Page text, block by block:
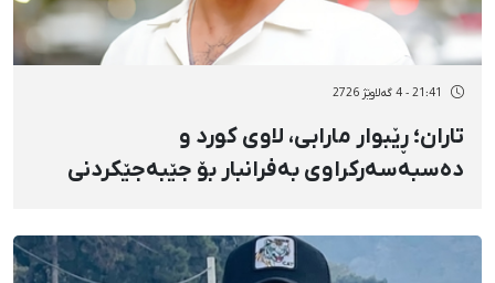
21:41 - 4 گەلاوێژ 2726
تاران؛ ڕێبوار مارابی، لاوی کورد و
دەسبەسەرکراوی بەفرانبار بۆ جێبەجێکردنی
ڕاگوێزرا